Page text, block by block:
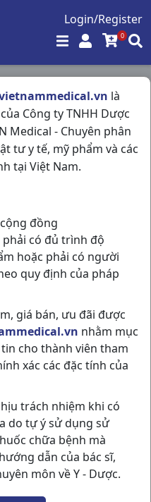
Login/Register
0
là
Công ty TNHH Dược
Medical - Chuyên phân
tư y tế, mỹ phẩm và các
tại Việt Nam.
đồng
phải có đủ trình độ
hoặc phải có người
quy định của pháp
giá bán, ưu đãi được
nhằm mục
cho thành viên tham
xác các đặc tính của
trách nhiệm khi có
do tự ý sử dụng sử
chữa bệnh mà
dẫn của bác sĩ,
môn về Y - Dược.
/
T50GR ROHTO